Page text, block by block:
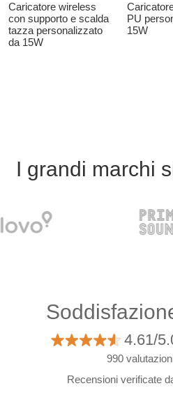
Caricatore wireless
con supporto e scalda
tazza personalizzato
da 15W
PU
15W
I grandi marchi
4.61/
990
Recensioni verificate